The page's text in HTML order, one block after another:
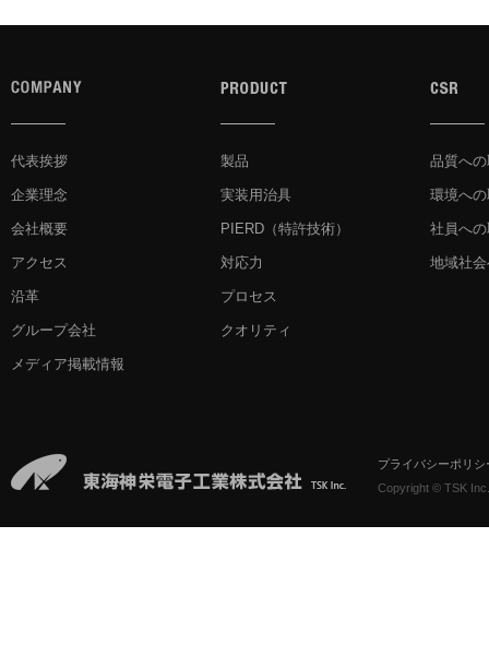
代表挨拶
企業理念
会社概要
アクセス
沿革
グループ会社
メディア掲載情報
製品
実装用治具
PIERD （特許技術）
対応力
プロセス
クオリティ
品質へ
環境へ
社員へ
地域社
プライバシーポリシ
Copyright © TSK